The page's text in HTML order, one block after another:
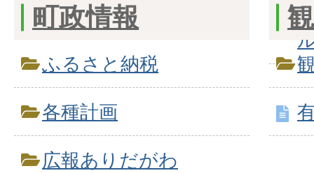
町政情報
ふるさと納税
各種計画
広報ありだがわ